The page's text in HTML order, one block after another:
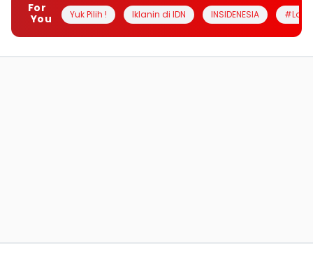
For
You
Yuk Pilih ! Iklanin di IDN INSIDENESIA